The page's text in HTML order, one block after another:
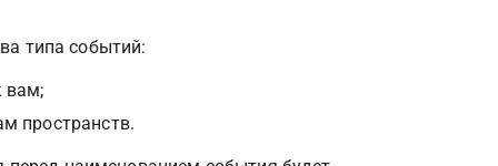
типа событий:
вам;
пространств.